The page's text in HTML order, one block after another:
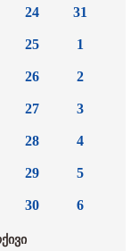
24
25
26
27
28
29
30
31
1
2
3
4
5
6